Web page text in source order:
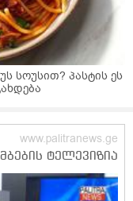
სოუსით? პასტის ეს